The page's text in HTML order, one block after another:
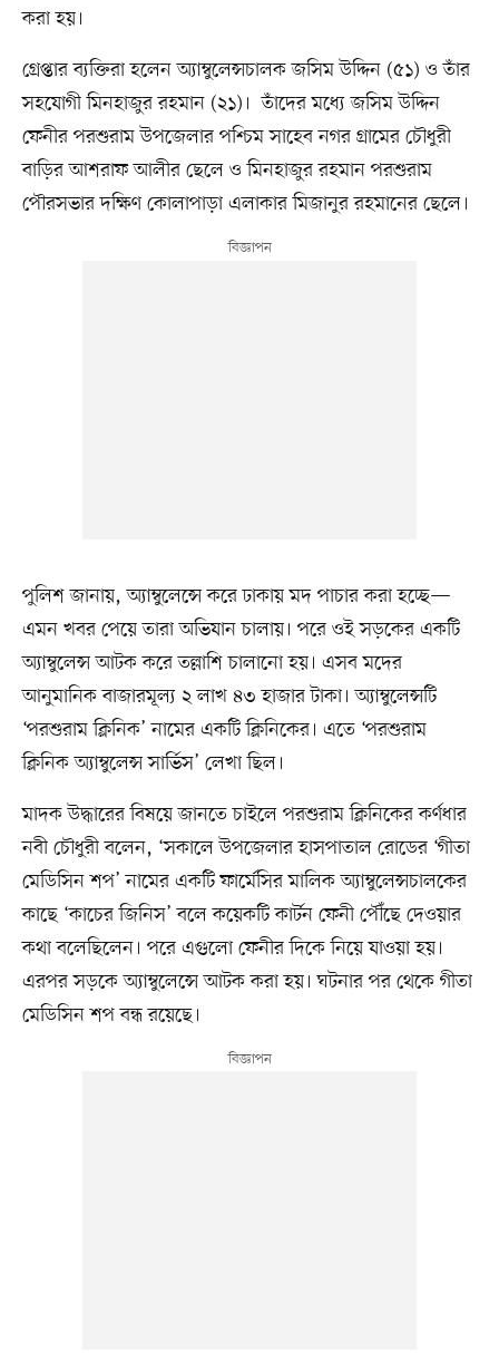
করা হয়।
গ্রেপ্তার ব্যক্তিরা হলেন অ্যাম্বুলেন্সচালক জসিম উদ্দিন (৫১) ও তাঁর
সহযোগী মিনহাজুর রহমান (২১)। তাঁদের মধ্যে জসিম উদ্দিন
ফেনীর পরশুরাম উপজেলার পশ্চিম সাহেব নগর গ্রামের চৌধুরী
বাড়ির আশরাফ আলীর ছেলে ও মিনহাজুর রহমান পরশুরাম
পৌরসভার দক্ষিণ কোলাপাড়া এলাকার মিজানুর রহমানের ছেলে।
পুলিশ জানায়, অ্যাম্বুলেন্সে করে ঢাকায় মদ পাচার করা হচ্ছে—
এমন খবর পেয়ে তারা অভিযান চালায়। পরে ওই সড়কের একটি
অ্যাম্বুলেন্স আটক করে তল্লাশি চালানো হয়। এসব মদের
আনুমানিক বাজারমূল্য ২ লাখ ৪৩ হাজার টাকা। অ্যাম্বুলেন্সটি
‘পরশুরাম ক্লিনিক’ নামের একটি ক্লিনিকের। এতে ‘পরশুরাম
ক্লিনিক অ্যাম্বুলেন্স সার্ভিস’ লেখা ছিল।
মাদক উদ্ধারের বিষয়ে জানতে চাইলে পরশুরাম ক্লিনিকের কর্ণধার
নবী চৌধুরী বলেন, ‘সকালে উপজেলার হাসপাতাল রোডের ‘গীতা
মেডিসিন শপ’ নামের একটি ফার্মেসির মালিক অ্যাম্বুলেন্সচালকের
কাছে ‘কাচের জিনিস’ বলে কয়েকটি কার্টন ফেনী পৌঁছে দেওয়ার
কথা বলেছিলেন। পরে এগুলো ফেনীর দিকে নিয়ে যাওয়া হয়।
এরপর সড়কে অ্যাম্বুলেন্সে আটক করা হয়। ঘটনার পর থেকে গীতা
মেডিসিন শপ বন্ধ রয়েছে।